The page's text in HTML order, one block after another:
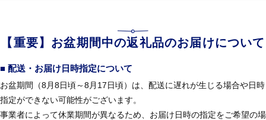
【重要】お盆期間中の返礼品のお届けについて
■ 配送・お届け日時指定について
お盆期間（8月8日頃～8月17日頃）は、配送に遅れが生じる場合や日時
指定ができない可能性がございます。
事業者によって休業期間が異なるため、お届け日時の指定をご希望の場